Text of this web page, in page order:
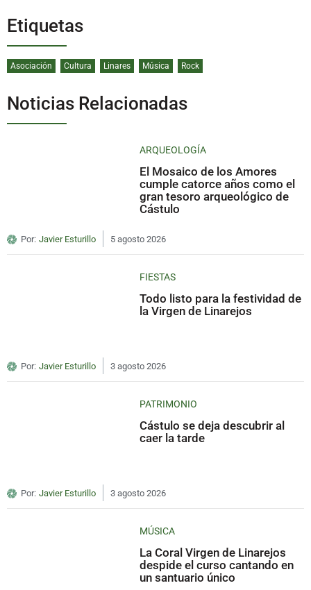
Etiquetas
Asociación Cultura Linares Música Rock
Noticias Relacionadas
ARQUEOLOGÍA
El Mosaico de los Amores
cumple catorce años como el
gran tesoro arqueológico de
Cástulo
Por: Javier Esturillo 5 agosto 2026
FIESTAS
Todo listo para la festividad de
la Virgen de Linarejos
Por: Javier Esturillo 3 agosto 2026
PATRIMONIO
Cástulo se deja descubrir al
caer la tarde
Por: Javier Esturillo 3 agosto 2026
MÚSICA
La Coral Virgen de Linarejos
despide el curso cantando en
un santuario único